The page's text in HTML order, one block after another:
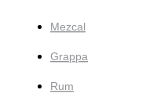
Mezcal
Grappa
Rum